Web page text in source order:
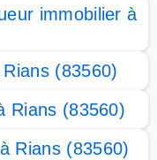
immobilier à
(83560)
Rians (83560)
Rians (83560)